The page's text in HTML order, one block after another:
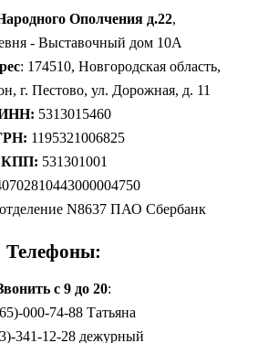
Ополчения д.22,
- Выставочный дом 10А
: 174510, Новгородская область,
г. Пестово, ул. Дорожная, д. 11
5313015460
1195321006825
КПП: 531301001
N8637 ПАО Сбербанк
Телефоны:
с 9 до 20:
000-74-88 Татьяна
341-12-28 дежурный